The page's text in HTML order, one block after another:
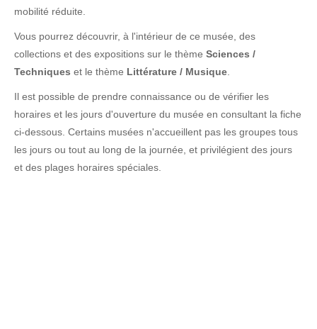
mobilité réduite.
Vous pourrez découvrir, à l'intérieur de ce musée, des
collections et des expositions sur le thème Sciences /
Techniques et le thème Littérature / Musique
Il est possible de prendre connaissance ou de vérifier les
horaires et les jours d'ouverture du musée en consultant la fiche
ci-dessous. Certains musées n'accueillent pas les groupes tous
les jours ou tout au long de la journée, et privilégient des jours
et des plages horaires spéciales.